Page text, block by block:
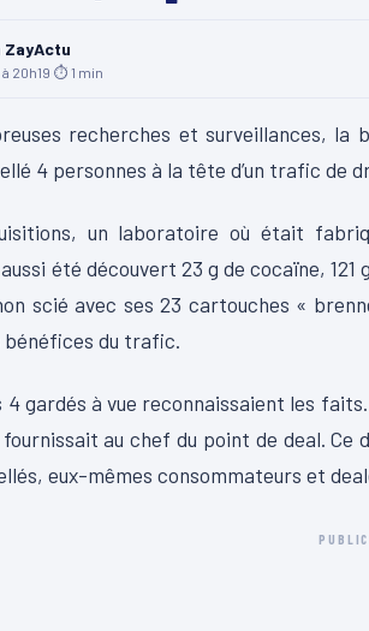
20h19 ⏱ 1 min
recherches et surveillances,
4 personnes à la tête d’un trafic de
un laboratoire où était
été découvert 23 g de cocaïne,
scié avec ses 23 cartouches «
bénéfices du trafic.
4 gardés à vue reconnaissaient les faits.
fournissait au chef du point de deal. Ce
eux-mêmes consommateurs et